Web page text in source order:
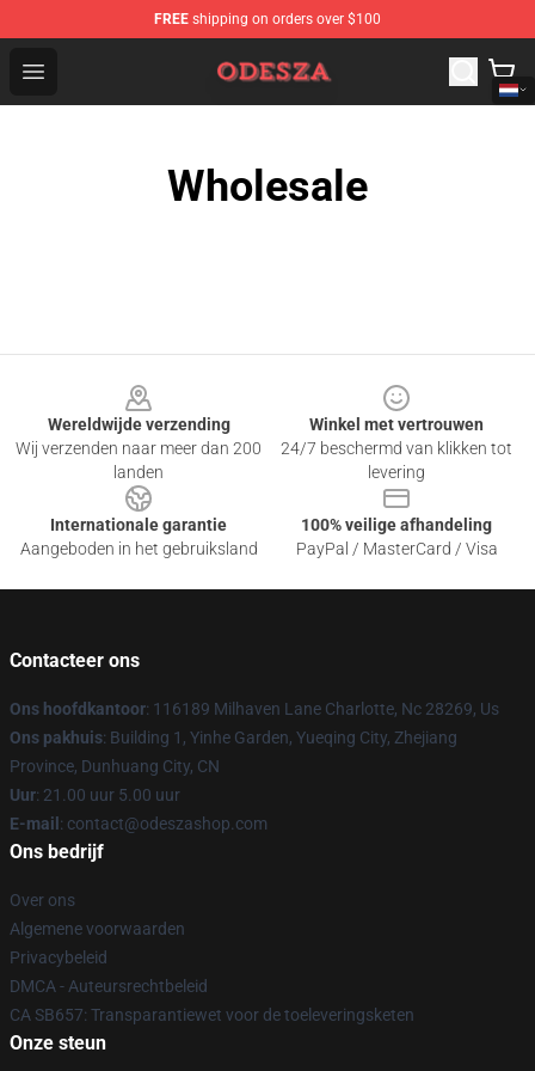
FREE shipping on orders over $100
Open menu
ODESZA Shop - Official ODESZA Merchandise Store
Wholesale
Wereldwijde verzending
Wij verzenden naar meer dan 200
landen
Winkel met vertrouwen
24/7 beschermd van klikken tot
levering
Internationale garantie
Aangeboden in het gebruiksland
100% veilige afhandeling
PayPal / MasterCard / Visa
Contacteer ons
Ons hoofdkantoor: 116189 Milhaven Lane Charlotte, Nc 28269, Us
Ons pakhuis: Building 1, Yinhe Garden, Yueqing City, Zhejiang
Province, Dunhuang City, CN
Uur: 21.00 uur 5.00 uur
E-mail : contact@odeszashop.com
Ons bedrijf
Over ons
Algemene voorwaarden
Privacybeleid
DMCA - Auteursrechtbeleid
CA SB657: Transparantiewet voor de toeleveringsketen
Onze steun